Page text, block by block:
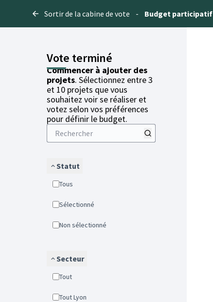
Sortir de la cabine de vote - Budget participatif
Vote terminé
Commencer à ajouter des
projets. Sélectionnez entre 3
et 10 projets que vous
souhaitez voir se réaliser et
votez selon vos préférences
pour définir le budget.
Statut
Tous
Sélectionné
Non sélectionné
Secteur
Tout
Tout Lyon